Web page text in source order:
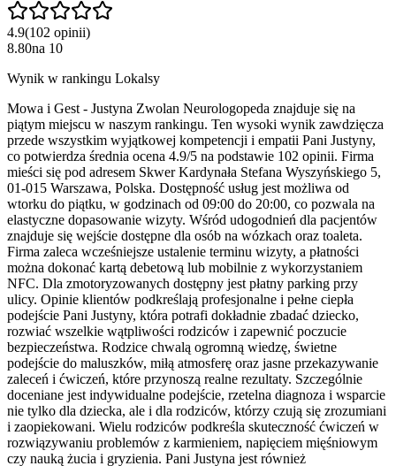
4.9(102 opinii)
8.80na 10
Wynik w rankingu Lokalsy
Mowa i Gest - Justyna Zwolan Neurologopeda znajduje się na
piątym miejscu w naszym rankingu. Ten wysoki wynik zawdzięcza
przede wszystkim wyjątkowej kompetencji i empatii Pani Justyny,
co potwierdza średnia ocena 4.9/5 na podstawie 102 opinii. Firma
mieści się pod adresem Skwer Kardynała Stefana Wyszyńskiego 5,
01-015 Warszawa, Polska. Dostępność usług jest możliwa od
wtorku do piątku, w godzinach od 09:00 do 20:00, co pozwala na
elastyczne dopasowanie wizyty. Wśród udogodnień dla pacjentów
znajduje się wejście dostępne dla osób na wózkach oraz toaleta.
Firma zaleca wcześniejsze ustalenie terminu wizyty, a płatności
można dokonać kartą debetową lub mobilnie z wykorzystaniem
NFC. Dla zmotoryzowanych dostępny jest płatny parking przy
ulicy. Opinie klientów podkreślają profesjonalne i pełne ciepła
podejście Pani Justyny, która potrafi dokładnie zbadać dziecko,
rozwiać wszelkie wątpliwości rodziców i zapewnić poczucie
bezpieczeństwa. Rodzice chwalą ogromną wiedzę, świetne
podejście do maluszków, miłą atmosferę oraz jasne przekazywanie
zaleceń i ćwiczeń, które przynoszą realne rezultaty. Szczególnie
doceniane jest indywidualne podejście, rzetelna diagnoza i wsparcie
nie tylko dla dziecka, ale i dla rodziców, którzy czują się zrozumiani
i zaopiekowani. Wielu rodziców podkreśla skuteczność ćwiczeń w
rozwiązywaniu problemów z karmieniem, napięciem mięśniowym
czy nauką żucia i gryzienia. Pani Justyna jest również